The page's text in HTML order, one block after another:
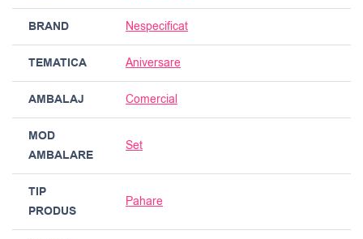
BRAND Nespecificat
TEMATICA Aniversare
AMBALAJ Comercial
MOD
AMBALARE
Set
TIP
PRODUS
Pahare